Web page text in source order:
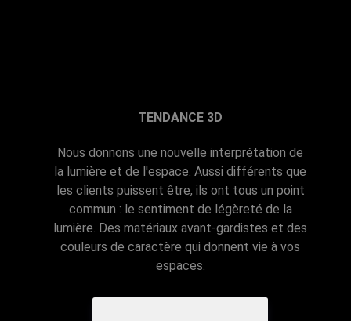
TENDANCE 3D
Nous donnons une nouvelle interprétation de
la lumière et de l'espace. Aussi différents que
les clients puissent être, ils ont tous un point
commun : le sentiment de légèreté de la
lumière. Des matériaux avant-gardistes et des
couleurs de caractère qui donnent vie à vos
espaces.